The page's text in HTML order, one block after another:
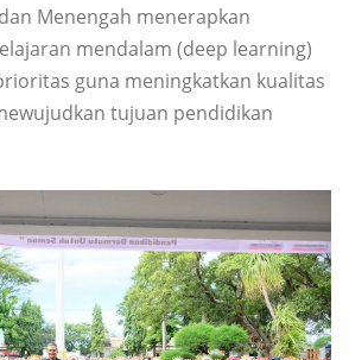
Menengah menerapkan
mendalam (deep learning)
guna meningkatkan kualitas
tujuan pendidikan